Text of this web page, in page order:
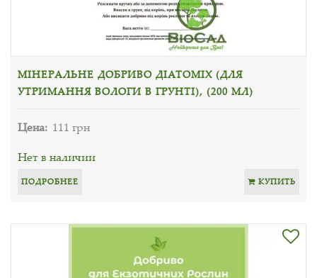
МІНЕРАЛЬНЕ ДОБРИВО ДІАТОМІХ (ДЛЯ
УТРИМАННЯ ВОЛОГИ В ГРУНТІ), (200 МЛ)
Цена: 111 грн
Нет в наличии
ПОДРОБНЕЕ КУПИТЬ